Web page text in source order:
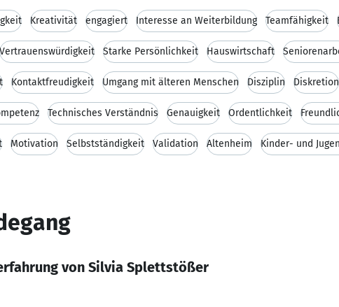
Kreativität engagiert Interesse an Weiterbildung Teamfähigkeit
Vertrauenswürdigkeit Starke Persönlichkeit Hauswirtschaft
Kontaktfreudigkeit Umgang mit älteren Menschen Disziplin Diskretion
Technisches Verständnis Genauigkeit Ordentlichkeit
Motivation Selbstständigkeit Validation Altenheim Kinder- und
von Silvia Splettstößer